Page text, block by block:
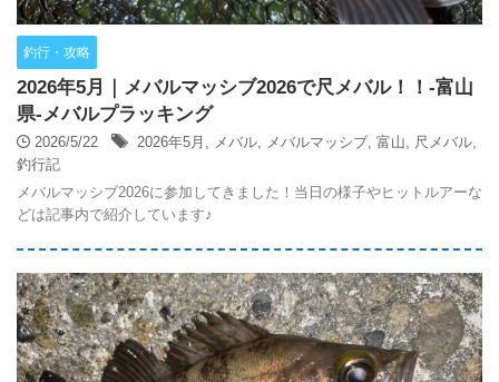
釣行・攻略
2026年5月｜メバルマッシブ2026で尺メバル！！-富山
県-メバルプラッキング
2026/5/22 2026年5月 , メバル, メバルマッシブ, 富山, 尺メバル,
釣行記
メバルマッシブ2026に参加してきました！当日の様子やヒットルアーな
どは記事内で紹介しています♪